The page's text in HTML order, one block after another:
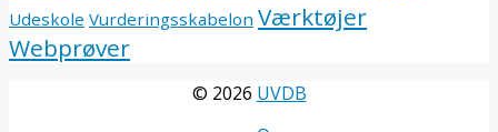
Udeskole Vurderingsskabelon Værktøjer
Webprøver
© 2026 UVDB